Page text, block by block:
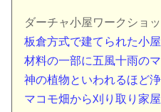
ダーチャ小屋ワークショッ
板倉方式で建てられた小屋
材料の一部に五風十雨の
神の植物といわれるほど
マコモ畑から刈り取り家